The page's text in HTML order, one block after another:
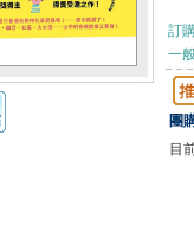
訂
一
團
目